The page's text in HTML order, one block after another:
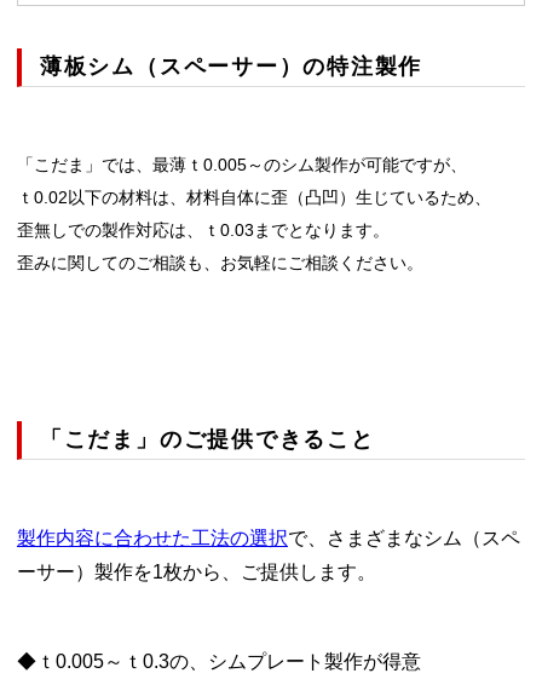
薄板シム（スペーサー）の特注製作
「こだま」では、最薄ｔ0.005～のシム製作が可能ですが、
ｔ0.02以下の材料は、材料自体に歪（凸凹）生じているため、
歪無しでの製作対応は、ｔ0.03までとなります。
歪みに関してのご相談も、お気軽にご相談ください。
「こだま」のご提供できること
製作内容に合わせた工法の選択で、さまざまなシム（スペ
ーサー）製作を1枚から、ご提供します。
◆ｔ0.005～ｔ0.3の、シムプレート製作が得意